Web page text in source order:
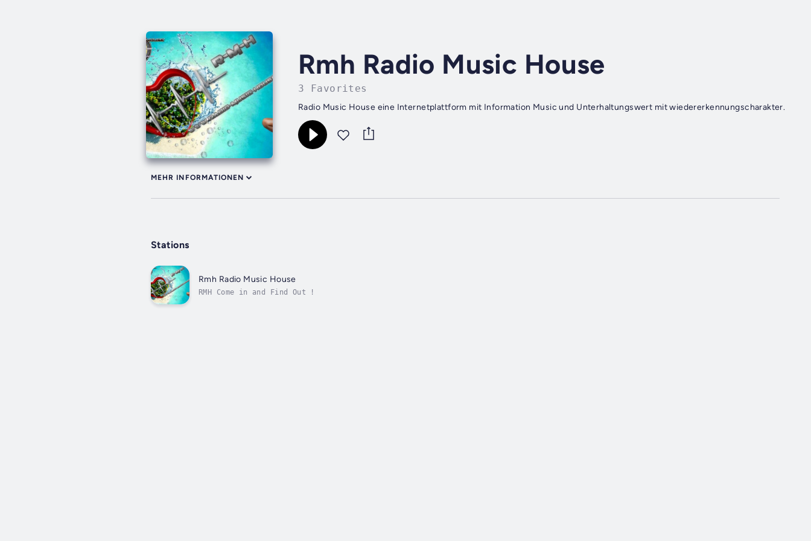
Rmh Radio Music House
3 Favorites
Radio Music House eine Internetplattform mit Information Music und Unterhaltungswert mit wiedererkennungscharakter.
MEHR INFORMATIONEN
Stations
Rmh Radio Music House
RMH Come in and Find Out !